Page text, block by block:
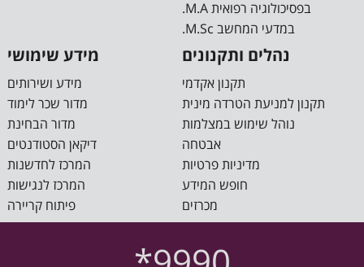
.M.A בפסיכולוגיה רפואית
.M.Sc במדעי המחשב
מידע שימושי
מידע ושירותים
מדור שכר לימוד
מדור הבחינת
דיקאן הסטודנטים
המרכז לחדשנות
המרכז לנגישות
פיתוח קריירה
נהלים ותקנונים
תקנון אקדמי
תקנון למניעת הטרדה מינית
נוהל שימוש במצלמות
אבטחה
מדיניות פרטיות
חופש המידע
מכרזים